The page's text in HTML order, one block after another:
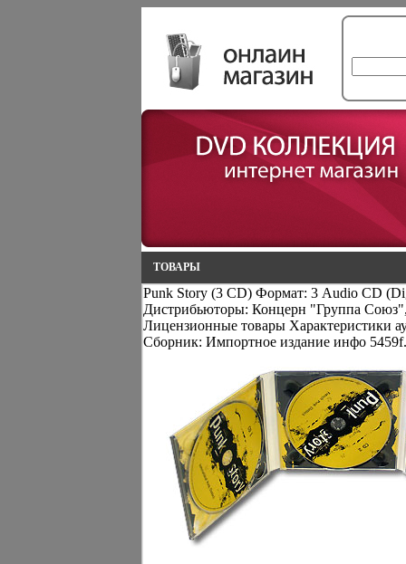
ТОВАРЫ
Punk Story (3 CD) Формат: 3 Audio CD
Дистрибьюторы: Концерн "Группа
Лицензионные товары Характеристики
Сборник: Импортное издание инфо 5459f.